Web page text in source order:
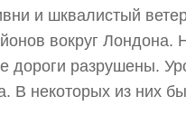
и шквалистый
вокруг Лондона.
дороги разрушены.
В некоторых из них